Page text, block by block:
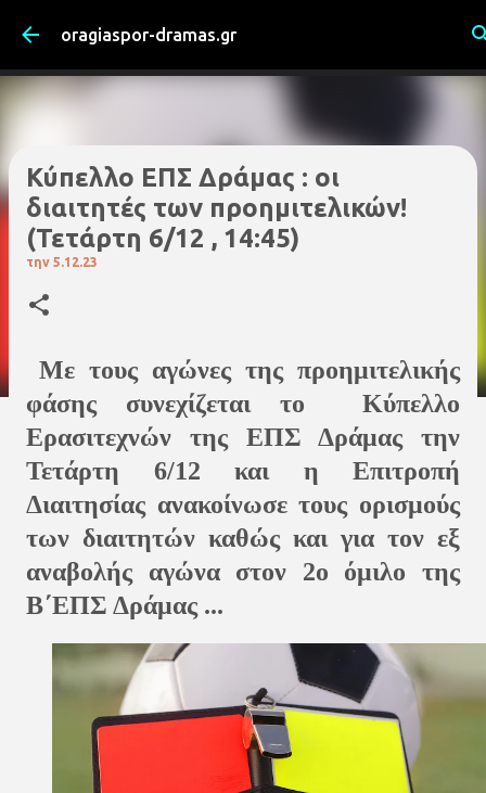
Μετάβαση στο κύριο περιεχόμενο
oragiaspor-dramas.gr
Κύπελλο ΕΠΣ Δράμας : οι
διαιτητές των προημιτελικών!
(Τετάρτη 6/12 , 14:45)
την 5.12.23
Mε τους αγώνες της προημιτελικής
φάσης συνεχίζεται το Κύπελλο
Ερασιτεχνών της ΕΠΣ Δράμας την
Τετάρτη 6/12 και η Επιτροπή
Διαιτησίας ανακοίνωσε τους ορισμούς
των διαιτητών καθώς και για τον εξ
αναβολής αγώνα στον 2ο όμιλο της
Β΄ΕΠΣ Δράμας ...